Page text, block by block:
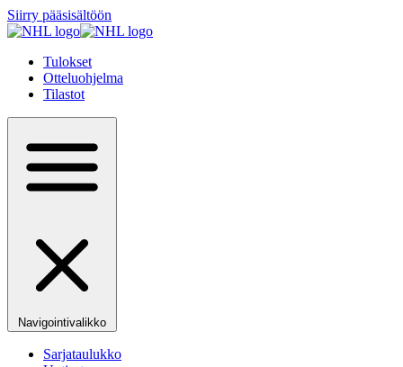
Siirry pääsisältöön
Tulokset
Otteluohjelma
Tilastot
Navigointivalikko
Sarjataulukko